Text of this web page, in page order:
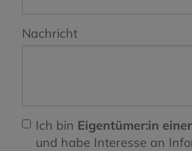
Nachricht
Ich bin Eigentümer:in
und habe Interesse an